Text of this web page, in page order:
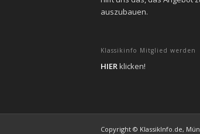
auszubauen.
Klassikinfo Mitglied werden
HIERklicken!
Copyright © KlassikInfo.de,